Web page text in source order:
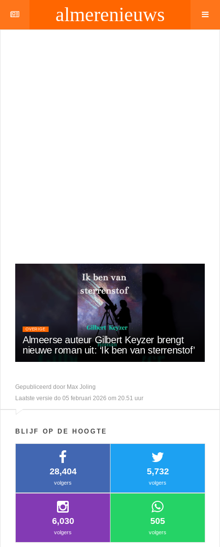
almerenieuws
OVERIGE
Almeerse auteur Gilbert Keyzer brengt
nieuwe roman uit: ‘Ik ben van sterrenstof’
Gepubliceerd door Max Joling
Laatste versie do 05 februari 2026 om 20.51 uur
BLIJF OP DE HOOGTE
28,404
volgers
5,732
volgers
6,030
volgers
505
volgers